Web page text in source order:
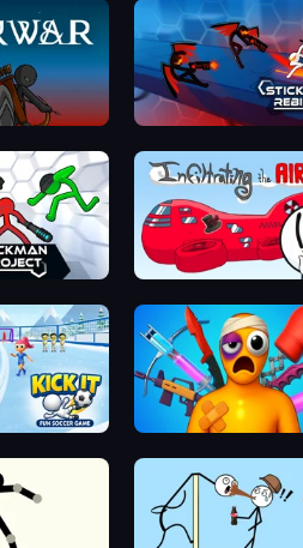
Stickman Rebirth
Infiltrating the Airship
Game Fun Ragdoll Challenge!